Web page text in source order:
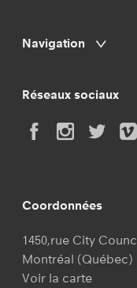
Navigation
Réseaux sociaux
Coordonnées
1450,rue City
Montréal (Québec)
Voir la carte